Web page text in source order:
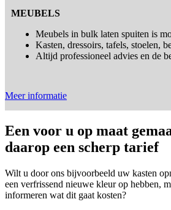
MEUBELS
Meubels in bulk laten spuiten is
Kasten, dressoirs, tafels, stoelen,
Altijd professioneel advies en de
Meer informatie
Een voor u op maat
daarop een scherp tarief
Wilt u door ons bijvoorbeeld uw kasten
een verfrissend nieuwe kleur op hebben,
informeren wat dit gaat kosten?